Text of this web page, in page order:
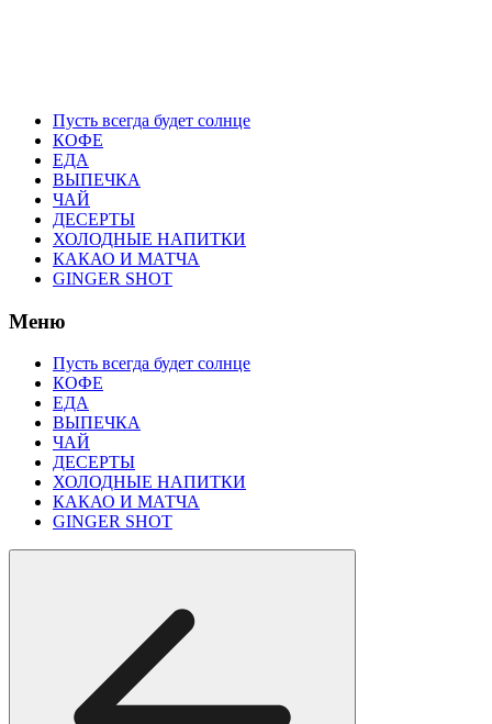
Пусть всегда будет солнце
КОФЕ
ЕДА
ВЫПЕЧКА
ЧАЙ
ДЕСЕРТЫ
ХОЛОДНЫЕ НАПИТКИ
КАКАО И МАТЧА
GINGER SHOT
Меню
Пусть всегда будет солнце
КОФЕ
ЕДА
ВЫПЕЧКА
ЧАЙ
ДЕСЕРТЫ
ХОЛОДНЫЕ НАПИТКИ
КАКАО И МАТЧА
GINGER SHOT